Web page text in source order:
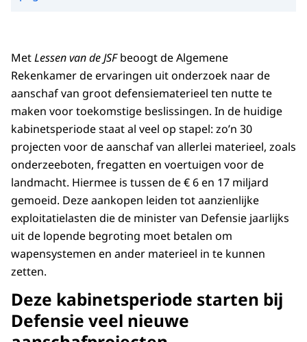
MetLessen van de JSFbeoogt de Algemene
Rekenkamer de ervaringen uit onderzoek naar de
aanschaf van groot defensiematerieel ten nutte te
maken voor toekomstige beslissingen. In de huidige
kabinetsperiode staat al veel op stapel: zo’n 30
projecten voor de aanschaf van allerlei materieel, zoals
onderzeeboten, fregatten en voertuigen voor de
landmacht. Hiermee is tussen de € 6 en 17 miljard
gemoeid. Deze aankopen leiden tot aanzienlijke
exploitatielasten die de minister van Defensie jaarlijks
uit de lopende begroting moet betalen om
wapensystemen en ander materieel in te kunnen
zetten.
Deze kabinetsperiode starten bij
Defensie veel nieuwe